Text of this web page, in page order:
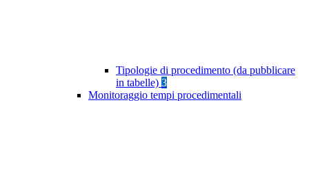
Tipologie di procedimento (da pubblicare
in tabelle) 3
Monitoraggio tempi procedimentali